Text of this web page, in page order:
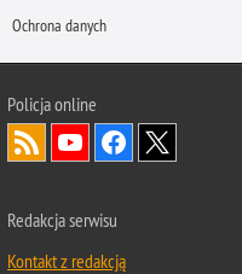
Ochrona danych
Policja online
Redakcja serwisu
Kontakt z redakcją